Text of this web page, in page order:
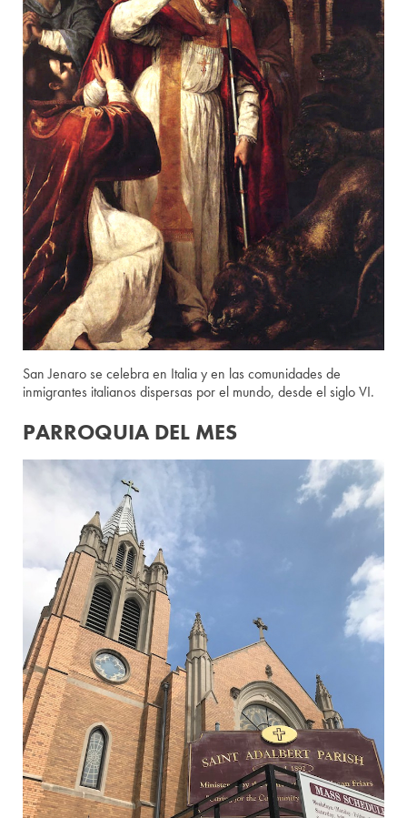
San Jenaro se celebra en Italia y en las comunidades de
inmigrantes italianos dispersas por el mundo, desde el siglo VI.
PARROQUIA DEL MES